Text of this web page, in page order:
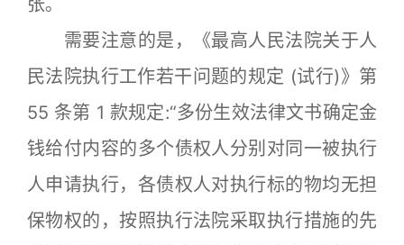
张｡
需要注意的是，《最高人民法院关于人
民法院执行工作若干问题的规定 (试行)》第
55 条第 1 款规定:“多份生效法律文书确定金
钱给付内容的多个债权人分别对同一被执行
人申请执行，各债权人对执行标的物均无担
保物权的，按照执行法院采取执行措施的先